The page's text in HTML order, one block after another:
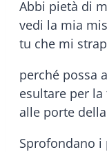
Abbi pietà di
vedi la mia
tu che mi
perché possa
esultare per la
alle porte
Sprofondano i